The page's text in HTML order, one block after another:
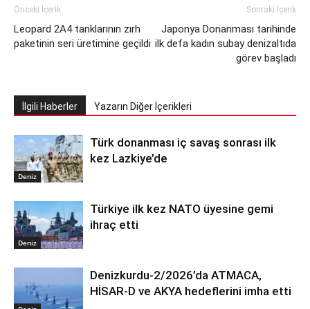
Önceki İçerik
Leopard 2A4 tanklarının zırh
paketinin seri üretimine geçildi
Sonraki İçerik
Japonya Donanması tarihinde
ilk defa kadın subay denizaltıda
görev başladı
İlgili Haberler Yazarın Diğer İçerikleri
Deniz
Türk donanması iç savaş sonrası ilk
kez Lazkiye’de
Deniz
Türkiye ilk kez NATO üyesine gemi
ihraç etti
Denizkurdu-2/2026’da ATMACA,
HİSAR-D ve AKYA hedeflerini imha etti